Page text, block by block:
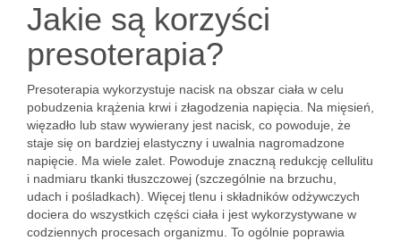
Jakie są korzyści
presoterapia?
Presoterapia wykorzystuje nacisk na obszar ciała w celu
pobudzenia krążenia krwi i złagodzenia napięcia. Na mięsień,
więzadło lub staw wywierany jest nacisk, co powoduje, że
staje się on bardziej elastyczny i uwalnia nagromadzone
napięcie. Ma wiele zalet. Powoduje znaczną redukcję cellulitu
i nadmiaru tkanki tłuszczowej (szczególnie na brzuchu,
udach i pośladkach). Więcej tlenu i składników odżywczych
dociera do wszystkich części ciała i jest wykorzystywane w
codziennych procesach organizmu. To ogólnie poprawia